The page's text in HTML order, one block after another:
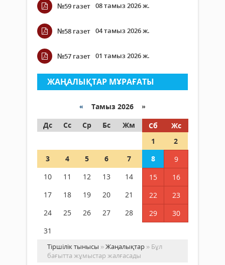
№59 газет 08 тамыз 2026 ж.
№58 газет 04 тамыз 2026 ж.
№57 газет 01 тамыз 2026 ж.
ЖАҢАЛЫҚТАР МҰРАҒАТЫ
« Тамыз 2026 »
Дс
Сс Ср Бс Жм Сб
Жс
1
2
3
4 5 6 7 8
9
10
11 12 13 14 15
16
17
18 19 20 21 22
23
24
25 26 27 28 29
30
31
Тіршілік тынысы »Жаңалықтар » Бұл
бағытта жұмыстар жалғасады